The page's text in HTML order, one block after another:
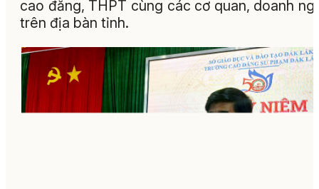
cao đẳng, THPT cùng các cơ quan, doanh
trên địa bàn tỉnh.